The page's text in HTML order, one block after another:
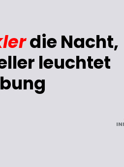
die Nacht,
leuchtet